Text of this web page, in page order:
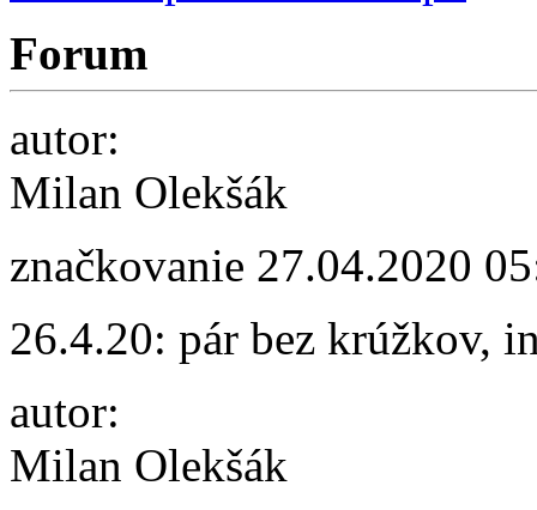
Forum
autor:
Milan Olekšák
značkovanie 27.04.2020
26.4.20: pár bez krúžkov,
autor:
Milan Olekšák